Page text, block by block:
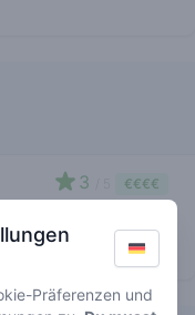
3 €€€€
Präferenzen und